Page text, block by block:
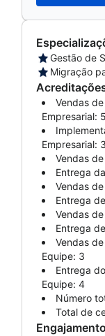
Vendas
Empresarial:
Empresarial:
Vendas
Entrega
Vendas
Entrega
Vendas
Entrega
Vendas
Equipe: 3
Entrega
Equipe: 4
Número
Total de
Gestão de
Migração